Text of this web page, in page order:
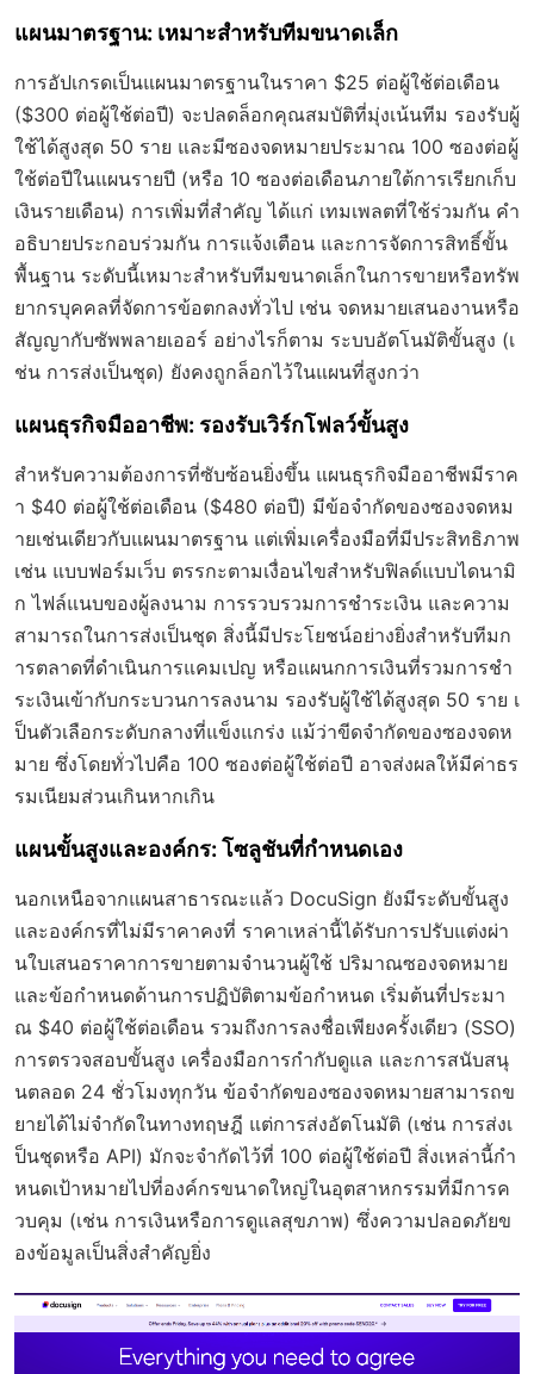
แผนมาตรฐาน: เหมาะสำหรับทีมขนาดเล็ก
การอัปเกรดเป็นแผนมาตรฐานในราคา $25 ต่อผู้ใช้ต่อเดือน
($300 ต่อผู้ใช้ต่อปี) จะปลดล็อกคุณสมบัติที่มุ่งเน้นทีม รองรับผู้
ใช้ได้สูงสุด 50 ราย และมีซองจดหมายประมาณ 100 ซองต่อผู้
ใช้ต่อปีในแผนรายปี (หรือ 10 ซองต่อเดือนภายใต้การเรียกเก็บ
เงินรายเดือน) การเพิ่มที่สำคัญ ได้แก่ เทมเพลตที่ใช้ร่วมกัน คำ
อธิบายประกอบร่วมกัน การแจ้งเตือน และการจัดการสิทธิ์ขั้น
พื้นฐาน ระดับนี้เหมาะสำหรับทีมขนาดเล็กในการขายหรือทรัพ
ยากรบุคคลที่จัดการข้อตกลงทั่วไป เช่น จดหมายเสนองานหรือ
สัญญากับซัพพลายเออร์ อย่างไรก็ตาม ระบบอัตโนมัติขั้นสูง (เ
ช่น การส่งเป็นชุด) ยังคงถูกล็อกไว้ในแผนที่สูงกว่า
แผนธุรกิจมืออาชีพ: รองรับเวิร์กโฟลว์ขั้นสูง
สำหรับความต้องการที่ซับซ้อนยิ่งขึ้น แผนธุรกิจมืออาชีพมีราค
า $40 ต่อผู้ใช้ต่อเดือน ($480 ต่อปี) มีข้อจำกัดของซองจดหม
ายเช่นเดียวกับแผนมาตรฐาน แต่เพิ่มเครื่องมือที่มีประสิทธิภาพ
เช่น แบบฟอร์มเว็บ ตรรกะตามเงื่อนไขสำหรับฟิลด์แบบไดนามิ
ก ไฟล์แนบของผู้ลงนาม การรวบรวมการชำระเงิน และความ
สามารถในการส่งเป็นชุด สิ่งนี้มีประโยชน์อย่างยิ่งสำหรับทีมก
ารตลาดที่ดำเนินการแคมเปญ หรือแผนกการเงินที่รวมการชำ
ระเงินเข้ากับกระบวนการลงนาม รองรับผู้ใช้ได้สูงสุด 50 ราย เ
ป็นตัวเลือกระดับกลางที่แข็งแกร่ง แม้ว่าขีดจำกัดของซองจดห
มาย ซึ่งโดยทั่วไปคือ 100 ซองต่อผู้ใช้ต่อปี อาจส่งผลให้มีค่าธร
รมเนียมส่วนเกินหากเกิน
แผนขั้นสูงและองค์กร: โซลูชันที่กำหนดเอง
นอกเหนือจากแผนสาธารณะแล้ว DocuSign ยังมีระดับขั้นสูง
และองค์กรที่ไม่มีราคาคงที่ ราคาเหล่านี้ได้รับการปรับแต่งผ่า
นใบเสนอราคาการขายตามจำนวนผู้ใช้ ปริมาณซองจดหมาย
และข้อกำหนดด้านการปฏิบัติตามข้อกำหนด เริ่มต้นที่ประมา
ณ $40 ต่อผู้ใช้ต่อเดือน รวมถึงการลงชื่อเพียงครั้งเดียว (SSO)
การตรวจสอบขั้นสูง เครื่องมือการกำกับดูแล และการสนับสนุ
นตลอด 24 ชั่วโมงทุกวัน ข้อจำกัดของซองจดหมายสามารถข
ยายได้ไม่จำกัดในทางทฤษฎี แต่การส่งอัตโนมัติ (เช่น การส่งเ
ป็นชุดหรือ API) มักจะจำกัดไว้ที่ 100 ต่อผู้ใช้ต่อปี สิ่งเหล่านี้กำ
หนดเป้าหมายไปที่องค์กรขนาดใหญ่ในอุตสาหกรรมที่มีการค
วบคุม (เช่น การเงินหรือการดูแลสุขภาพ) ซึ่งความปลอดภัยข
องข้อมูลเป็นสิ่งสำคัญยิ่ง